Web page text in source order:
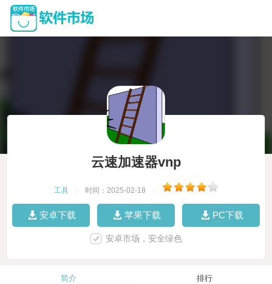
云速加速器vnp
工具 时间：2025-02-18
安卓下载 苹果下载 PC下载
安卓市场，安全绿色
简介 排行